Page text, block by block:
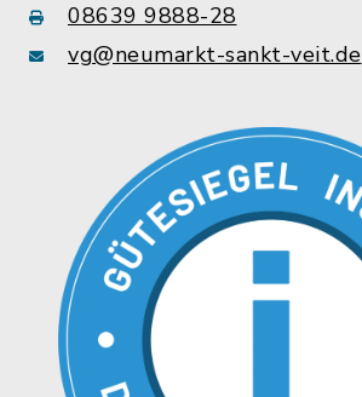
08639 9888-28
vg@neumarkt-sankt-veit.de